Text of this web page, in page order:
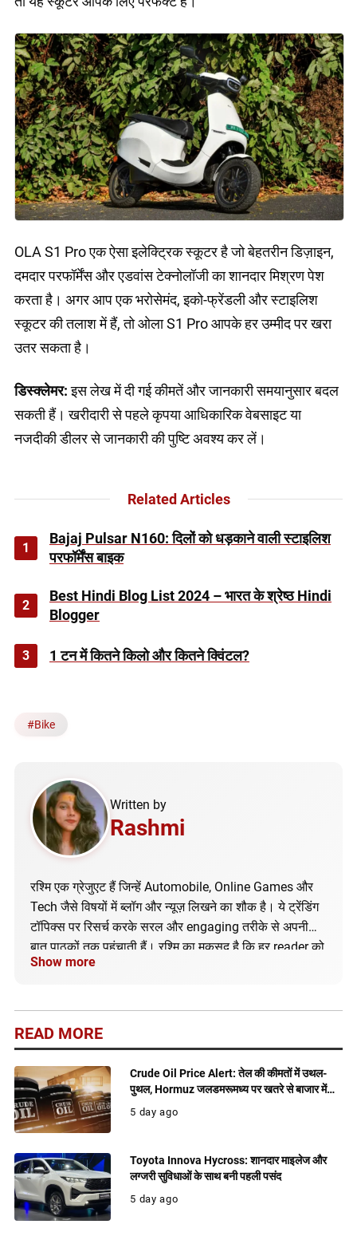
OLA S1 Pro एक ऐसा इलेक्ट्रिक स्कूटर है जो बेहतरीन डिज़ाइन,
दमदार परफॉर्मेंस और एडवांस टेक्नोलॉजी का शानदार मिश्रण पेश
करता है। अगर आप एक भरोसेमंद, इको-फ्रेंडली और स्टाइलिश
स्कूटर की तलाश में हैं, तो ओला S1 Pro आपके हर उम्मीद पर खरा
उतर सकता है।
डिस्क्लेमर:इस लेख में दी गई कीमतें और जानकारी समयानुसार बदल
सकती हैं। खरीदारी से पहले कृपया आधिकारिक वेबसाइट या
नजदीकी डीलर से जानकारी की पुष्टि अवश्य कर लें।
Related Articles
1
Bajaj Pulsar N160: दिलों को धड़काने वाली स्टाइलिश
परफॉर्मेंस बाइक
2
Best Hindi Blog List 2024 – भारत के श्रेष्ठ Hindi
Blogger
3 1 टन में कितने किलो और कितने क्विंटल?
#Bike
Written by
Rashmi
रश्मि एक ग्रेजुएट हैं जिन्हें Automobile, Online Games और
Tech जैसे विषयों में ब्लॉग और न्यूज़ लिखने का शौक है। ये ट्रेंडिंग
टॉपिक्स पर रिसर्च करके सरल और engaging तरीके से अपनी
बात पाठकों तक पहुंचाती हैं। रश्मि का मकसद है कि हर reader को
सही और अपडेटेड जानकारी मिले।
Show more
READ MORE
Crude Oil Price Alert: तेल की कीमतों में उथल-
पुथल, Hormuz जलडमरूमध्य पर खतरे से बाजार में
बढ़ी हलचल
5 day ago
Toyota Innova Hycross: शानदार माइलेज और
लग्जरी सुविधाओं के साथ बनी पहली पसंद
5 day ago